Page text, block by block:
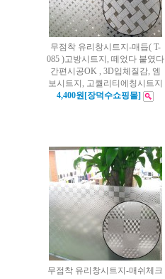
무점착 유리창시트지-매듭( T-
085 )고방시트지, 떼었다 붙였다
간편시공OK , 3D입체질감, 엠
보시트지, 고퀄리티에칭시트지
4,400원[장덕수쇼핑몰]
무점착 유리창시트지-매쉬체크